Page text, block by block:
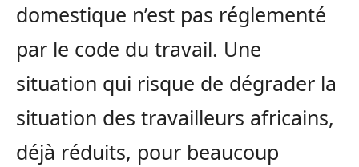
domestique n’est pas réglementé
par le code du travail. Une
situation qui risque de dégrader la
situation des travailleurs africains,
déjà réduits, pour beaucoup